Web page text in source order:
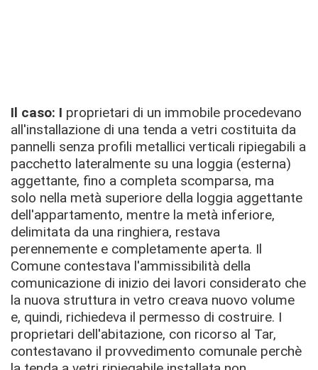
Il caso: I proprietari di un immobile procedevano
all'installazione di una tenda a vetri costituita da
pannelli senza profili metallici verticali ripiegabili a
pacchetto lateralmente su una loggia (esterna)
aggettante, fino a completa scomparsa, ma
solo nella metà superiore della loggia aggettante
dell'appartamento, mentre la metà inferiore,
delimitata da una ringhiera, restava
perennemente e completamente aperta. Il
Comune contestava l'ammissibilità della
comunicazione di inizio dei lavori considerato che
la nuova struttura in vetro creava nuovo volume
e, quindi, richiedeva il permesso di costruire. I
proprietari dell'abitazione, con ricorso al Tar,
contestavano il provvedimento comunale perchè